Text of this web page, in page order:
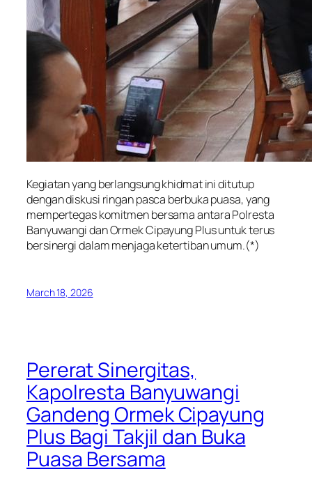
Kegiatan yang berlangsung khidmat ini ditutup
dengan diskusi ringan pasca berbuka puasa, yang
mempertegas komitmen bersama antara Polresta
Banyuwangi dan Ormek Cipayung Plus untuk terus
bersinergi dalam menjaga ketertiban umum.(*)
March 18, 2026
Pererat Sinergitas,
Kapolresta Banyuwangi
Gandeng Ormek Cipayung
Plus Bagi Takjil dan Buka
Puasa Bersama